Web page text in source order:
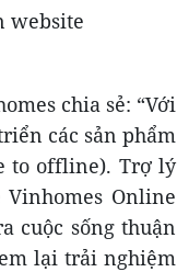
website
chia sẻ: “Với
các sản phẩm
to offline). Trợ lý
Online
cuộc sống thuận
lại trải nghiệm